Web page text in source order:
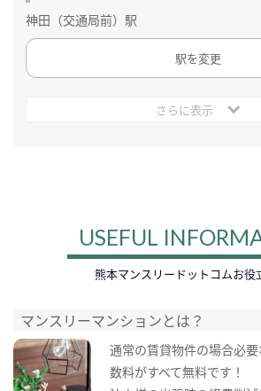
神田（交通局前）駅
駅を変更
さらに表示
USEFUL
熊本マンスリードットコムお役
マンスリーマンションとは？
通常の賃貸物件の場合必
数料がすべて無料です！